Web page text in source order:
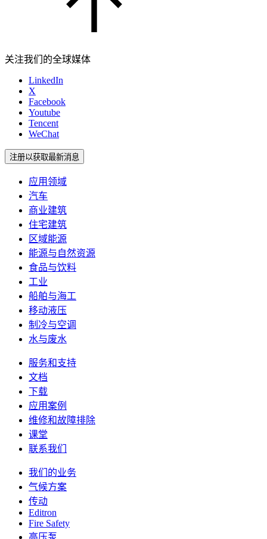
关注我们的全球媒体
LinkedIn
X
Facebook
Youtube
Tencent
WeChat
注册以获取最新消息
应用领域
汽车
商业建筑
住宅建筑
区域能源
能源与自然资源
食品与饮料
工业
船舶与海工
移动液压
制冷与空调
水与废水
服务和支持
文档
下载
应用案例
维修和故障排除
课堂
联系我们
我们的业务
气候方案
传动
Editron
Fire Safety